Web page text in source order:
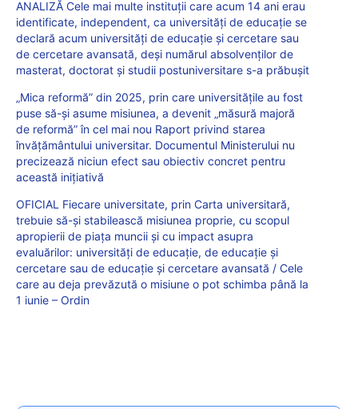
ANALIZĂ Cele mai multe instituții care acum 14 ani erau
identificate, independent, ca universități de educație se
declară acum universități de educație și cercetare sau
de cercetare avansată, deși numărul absolvenților de
masterat, doctorat și studii postuniversitare s-a prăbușit
„Mica reformă” din 2025, prin care universitățile au fost
puse să-și asume misiunea, a devenit „măsură majoră
de reformă” în cel mai nou Raport privind starea
învățământului universitar. Documentul Ministerului nu
precizează niciun efect sau obiectiv concret pentru
această inițiativă
OFICIAL Fiecare universitate, prin Carta universitară,
trebuie să-și stabilească misiunea proprie, cu scopul
apropierii de piața muncii și cu impact asupra
evaluărilor: universități de educație, de educație și
cercetare sau de educație și cercetare avansată / Cele
care au deja prevăzută o misiune o pot schimba până la
1 iunie – Ordin